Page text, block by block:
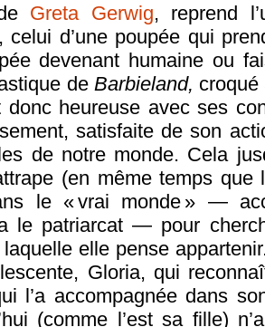
Greta Gerwig, reprend
celui d’une poupée qui
devenant humaine ou
de Barbieland, croqué
donc heureuse avec ses
satisfaite de son
de notre monde. Cela
(en même temps
le « vrai monde » —
le patriarcat — pour
laquelle elle pense
Gloria, qui
l’a accompagnée dans
(comme l’est sa fille)